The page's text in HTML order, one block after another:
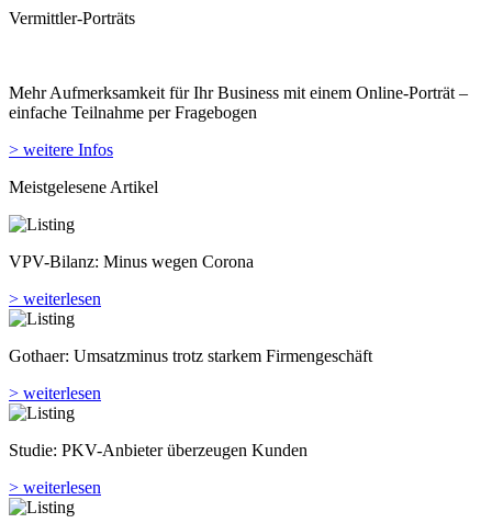
Vermittler-Porträts
Mehr Aufmerksamkeit für Ihr Business mit einem Online-Porträt –
einfache Teilnahme per Fragebogen
> weitere Infos
Meistgelesene Artikel
VPV-Bilanz: Minus wegen Corona
> weiterlesen
Gothaer: Umsatzminus trotz starkem Firmengeschäft
> weiterlesen
Studie: PKV-Anbieter überzeugen Kunden
> weiterlesen